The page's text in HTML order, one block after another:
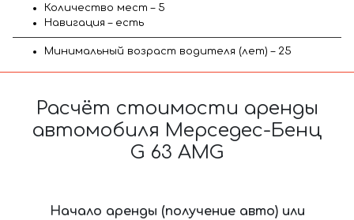
Количество мест – 5
Навигация – есть
Минимальный возраст водителя (лет) – 25
Расчёт стоимости аренды
автомобиля Мерседес-Бенц
G 63 AMG
Начало аренды (получение авто) или